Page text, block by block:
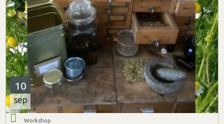
10
sep
Workshop